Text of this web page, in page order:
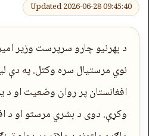
Updated 2026-06-28 09:45:40
د بهرنیو چارو سرپرست وزیر
نوي مرستیال سره وکتل. په دې
افغانستان پر روان وضعیت او د
وکړې. دوی د بشري مرستو او د